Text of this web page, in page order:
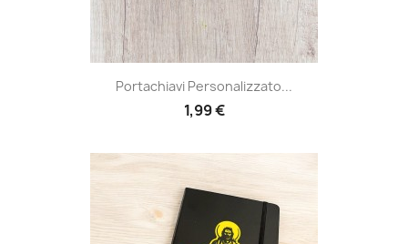
Portachiavi Personalizzato...
1,99 €